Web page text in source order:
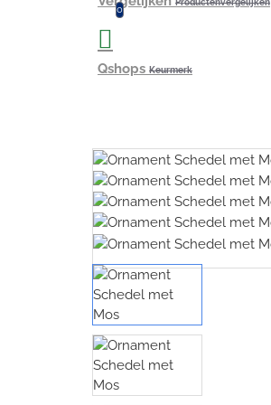
Productenvergelijken
0
Qshops Keurmerk